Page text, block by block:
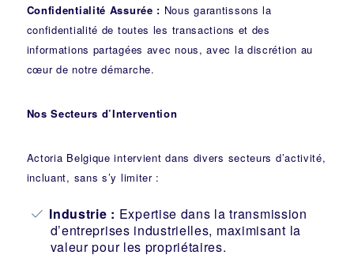
Confidentialité Assurée : Nous garantissons la
confidentialité de toutes les transactions et des
informations partagées avec nous, avec la discrétion au
cœur de notre démarche.
Nos Secteurs d’Intervention
Actoria Belgique intervient dans divers secteurs d’activité,
incluant, sans s’y limiter :
Industrie : Expertise dans la transmission
d’entreprises industrielles, maximisant la
valeur pour les propriétaires.